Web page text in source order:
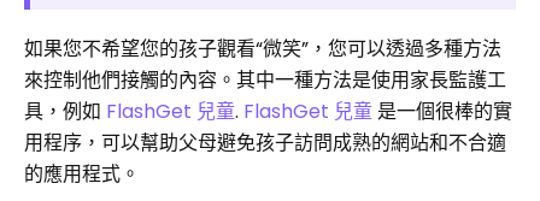
如果您不希望您的孩子觀看“微笑”，您可以透過多種方法
來控制他們接觸的內容。其中一種方法是使用家長監護工
具，例如 FlashGet 兒童. FlashGet 兒童是一個很棒的實
用程序，可以幫助父母避免孩子訪問成熟的網站和不合適
的應用程式。